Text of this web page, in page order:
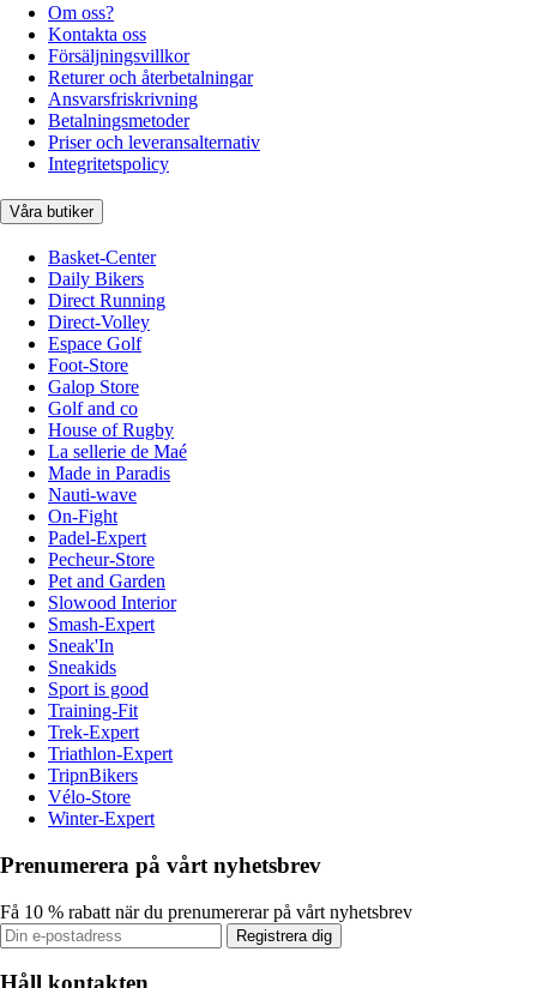
Om oss?
Kontakta oss
Försäljningsvillkor
Returer och återbetalningar
Ansvarsfriskrivning
Betalningsmetoder
Priser och leveransalternativ
Integritetspolicy
Våra butiker
Basket-Center
Daily Bikers
Direct Running
Direct-Volley
Espace Golf
Foot-Store
Galop Store
Golf and co
House of Rugby
La sellerie de Maé
Made in Paradis
Nauti-wave
On-Fight
Padel-Expert
Pecheur-Store
Pet and Garden
Slowood Interior
Smash-Expert
Sneak'In
Sneakids
Sport is good
Training-Fit
Trek-Expert
Triathlon-Expert
TripnBikers
Vélo-Store
Winter-Expert
Prenumerera på vårt nyhetsbrev
Få 10 % rabatt när du prenumererar på vårt nyhetsbrev
Registrera dig
Håll kontakten